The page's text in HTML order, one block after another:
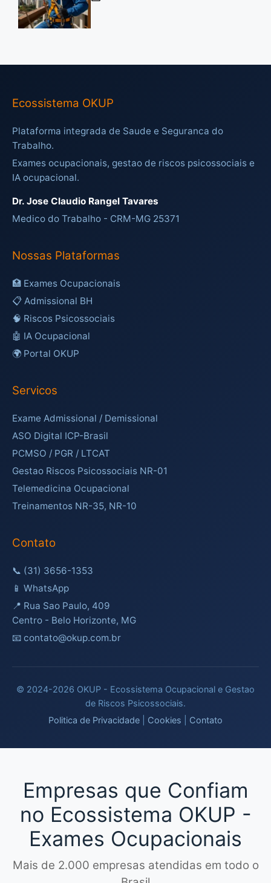
Ecossistema OKUP
Plataforma integrada de Saude e Seguranca do
Trabalho.
Exames ocupacionais, gestao de riscos psicossociais e
IA ocupacional.
Dr. Jose Claudio Rangel Tavares
Medico do Trabalho - CRM-MG 25371
Nossas Plataformas
🏥 Exames Ocupacionais
📋 Admissional BH
🧠 Riscos Psicossociais
🤖 IA Ocupacional
🌍 Portal OKUP
Servicos
Exame Admissional / Demissional
ASO Digital ICP-Brasil
PCMSO / PGR / LTCAT
Gestao Riscos Psicossociais NR-01
Telemedicina Ocupacional
Treinamentos NR-35, NR-10
Contato
📞 (31) 3656-1353
📱 WhatsApp
📍 Rua Sao Paulo, 409
Centro - Belo Horizonte, MG
📧 contato@okup.com.br
© 2024-2026 OKUP - Ecossistema Ocupacional e Gestao
de Riscos Psicossociais.
Politica de Privacidade
Cookies Contato
Empresas que Confiam
no Ecossistema OKUP -
Exames Ocupacionais
Mais de 2.000 empresas atendidas em todo o